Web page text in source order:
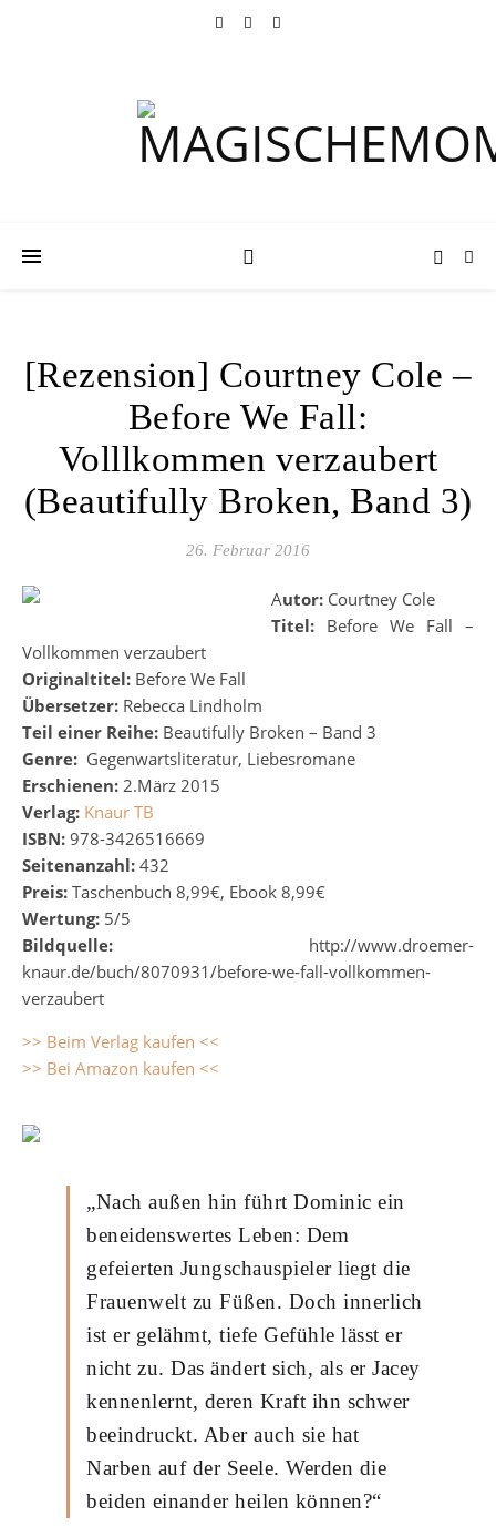
[Rezension] Courtney Cole –
Before We Fall:
Volllkommen verzaubert
(Beautifully Broken, Band 3)
26. Februar 2016
Autor: Courtney Cole
Titel: Before We Fall –
Vollkommen verzaubert
Originaltitel: Before We Fall
Übersetzer: Rebecca Lindholm
Teil einer Reihe: Beautifully Broken – Band 3
Genre: Gegenwartsliteratur, Liebesromane
Erschienen: 2.März 2015
Verlag: Knaur TB
ISBN: 978-3426516669
Seitenanzahl: 432
Preis: Taschenbuch 8,99€, Ebook 8,99€
Wertung: 5/5
Bildquelle: http://www.droemer-
knaur.de/buch/8070931/before-we-fall-vollkommen-
verzaubert
>> Beim Verlag kaufen <<
>> Bei Amazon kaufen <<
„Nach außen hin führt Dominic ein
beneidenswertes Leben: Dem
gefeierten Jungschauspieler liegt die
Frauenwelt zu Füßen. Doch innerlich
ist er gelähmt, tiefe Gefühle lässt er
nicht zu. Das ändert sich, als er Jacey
kennenlernt, deren Kraft ihn schwer
beeindruckt. Aber auch sie hat
Narben auf der Seele. Werden die
beiden einander heilen können?“